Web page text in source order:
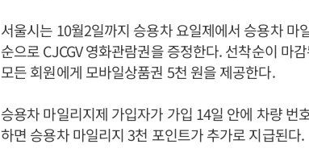
서울시는 10월2일까지 승용차 요일제에서 승용차
순으로 CJCGV 영화관람권을 증정한다. 선착순이 마
모든 회원에게 모바일상품권 5천 원을 제공한다.
승용차 마일리지제 가입자가 가입 14일 안에 차량 번
하면 승용차 마일리지 3천 포인트가 추가로 지급된다.